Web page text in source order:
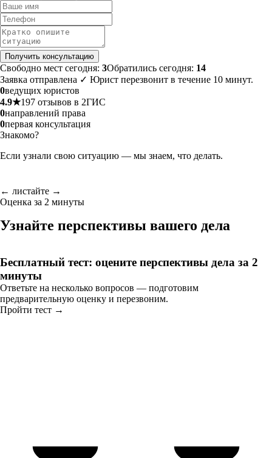
Получить консультацию
Свободно мест сегодня: 3Обратились сегодня: 14
Заявка отправлена ✓ Юрист перезвонит в течение 10 минут.
0ведущих юристов
4.9★197 отзывов в 2ГИС
0направлений права
0первая консультация
Знакомо?
Если узнали свою ситуацию — мы знаем, что делать.
← листайте →
Оценка за 2 минуты
Узнайте перспективы вашего дела
Бесплатный тест: оцените перспективы дела за 2
минуты
Ответьте на несколько вопросов — подготовим
предварительную оценку и перезвоним.
Пройти тест →